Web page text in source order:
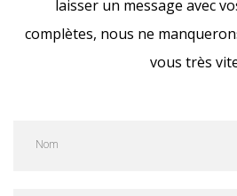
laisser un message avec
complètes, nous ne
vous très